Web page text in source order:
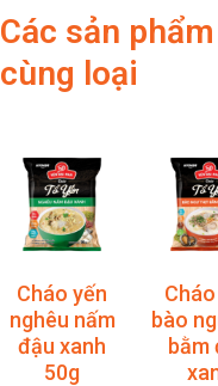
Các sản phẩm
cùng loại
Cháo yến
nghêu nấm
đậu xanh
50g
bào
bằm